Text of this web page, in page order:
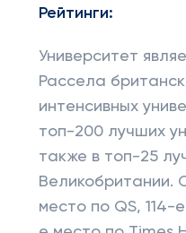
Рейтинги:
Университет
Рассела
интенсивных
топ-200 лучших
также в топ-25
Великобритании.
место по QS, 114-